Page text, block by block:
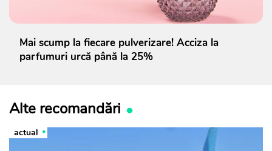
Mai scump la fiecare pulverizare! Acciza la
parfumuri urcă până la 25%
Alte recomandări
actual